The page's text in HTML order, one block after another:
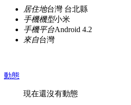
居住地台灣 台北縣
手機機型小米
手機平台Android 4.2
來自台灣
動態
現在還沒有動態